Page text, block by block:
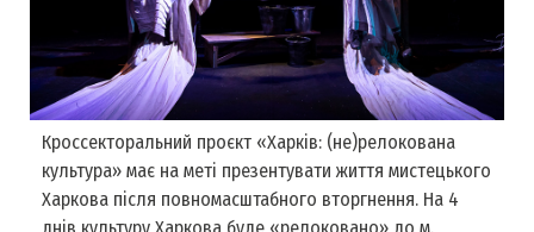
Кроссекторальний проєкт «Харків: (не)релокована
культура» має на меті презентувати життя мистецького
Харкова після повномасштабного вторгнення. На 4